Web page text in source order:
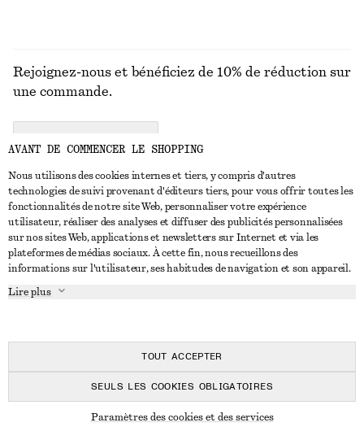
NOUS CONTACTER
Nous contacter
Trouver un magasin
Affilié(e)s
Instagram
Pinterest
SERVICE CLIENT
Réduction étudiant
Règlement extrajudiciaire des litiges
À PROPOS
En cours de réalisation
Rejoignez-nous et bénéficiez de 10% de réduction sur
une commande.
© 2026 & OTHER STORIES
AVANT DE COMMENCER LE SHOPPING
Nous utilisons des cookies internes et tiers, y compris d'autres
technologies de suivi provenant d'éditeurs tiers, pour vous offrir toutes les
fonctionnalités de notre site Web, personnaliser votre expérience
utilisateur, réaliser des analyses et diffuser des publicités personnalisées
sur nos sites Web, applications et newsletters sur Internet et via les
plateformes de médias sociaux. À cette fin, nous recueillons des
informations sur l'utilisateur, ses habitudes de navigation et son appareil.
Lire plus
TOUT ACCEPTER
SEULS LES COOKIES OBLIGATOIRES
Paramètres des cookies et des services